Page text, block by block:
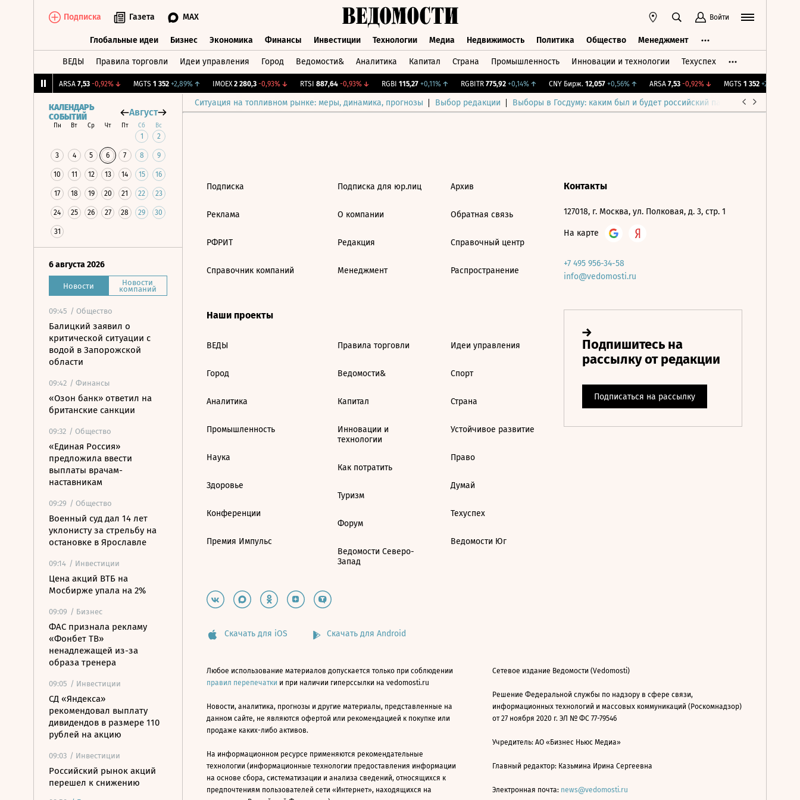
Подписка Газета MAX Войти
Глобальные идеи Бизнес Экономика Финансы Инвестиции Технологии Медиа Недвижимость Политика Общество Менеджмент
ВЕДЫ Правила торговли Идеи управления Город Ведомости& Аналитика Капитал Страна Промышленность Инновации и технологии Техуспех
ARSA 7,53 -0,92%↓ MGTS 1 352 +2,89%↑ IMOEX 2 280,3 -0,93%↓ RTSI 887,64 -0,93%↓ RGBI 115,27 +0,11%↑ RGBITR 775,92 +0,14%↑ CNY Бирж. 12,057 +0,56%↑ ARSA 7,53 -0,92%↓ MGTS 1 352 +2,89%
Ситуация на топливном рынке: меры, динамика, прогнозы Выбор редакции Выборы в Госдуму: каким был и будет российский парламент
КАЛЕНДАРЬ
СОБЫТИЙ
Август
Пн Вт Ср Чт Пт Сб Вс
1 2
3 4 5 6 7 8 9
10 11 12 13 14 15 16
17 18 19 20 21 22 23
24 25 26 27 28 29 30
31
6 августа 2026
Новости Новости
компаний
09:45 / Общество
Балицкий заявил о
критической ситуации с
водой в Запорожской
области
09:42 / Финансы
«Озон банк» ответил на
британские санкции
09:32 / Общество
«Единая Россия»
предложила ввести
выплаты врачам-
наставникам
09:29 / Общество
Военный суд дал 14 лет
уклонисту за стрельбу на
остановке в Ярославле
09:14 / Инвестиции
Цена акций ВТБ на
Мосбирже упала на 2%
09:09 / Бизнес
ФАС признала рекламу
«Фонбет ТВ»
ненадлежащей из-за
образа тренера
09:05 / Инвестиции
СД «Яндекса»
рекомендовал выплату
дивидендов в размере 110
рублей на акцию
09:03 / Инвестиции
Российский рынок акций
перешел к снижению
Подписка
Реклама
РФРИТ
Справочник компаний
Подписка для юр.лиц
О компании
Редакция
Менеджмент
Архив
Обратная связь
Справочный центр
Распространение
Наши проекты
ВЕДЫ
Город
Аналитика
Промышленность
Наука
Здоровье
Конференции
Премия Импульс
Правила торговли
Ведомости&
Капитал
Инновации и
технологии
Как потратить
Туризм
Форум
Ведомости Северо-
Запад
Идеи управления
Спорт
Страна
Устойчивое развитие
Право
Думай
Техуспех
Ведомости Юг
Контакты
127018, г. Москва, ул. Полковая, д. 3, стр. 1
На карте
+7 495 956-34-58
info@vedomosti.ru
Скачать для iOS Скачать для Android
Любое использование материалов допускается только при соблюдении
правил перепечатки и при наличии гиперссылки на vedomosti.ru
Новости, аналитика, прогнозы и другие материалы, представленные на
данном сайте, не являются офертой или рекомендацией к покупке или
продаже каких-либо активов.
На информационном ресурсе применяются рекомендательные
технологии (информационные технологии предоставления информации
на основе сбора, систематизации и анализа сведений, относящихся к
предпочтениям пользователей сети «Интернет», находящихся на
Сетевое издание Ведомости (Vedomosti)
Решение Федеральной службы по надзору в сфере связи,
информационных технологий и массовых коммуникаций (Роскомнадзор)
от 27 ноября 2020 г. ЭЛ № ФС 77-79546
Учредитель: АО «Бизнес Ньюс Медиа»
Главный редактор: Казьмина Ирина Сергеевна
Электронная почта: news@vedomosti.ru